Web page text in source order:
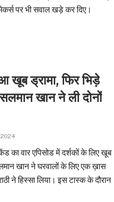
पर भी सवाल खड़े कर दिए।
खूब ड्रामा, फिर भिड़े
खान ने ली दोनों
2024
वार एपिसोड में दर्शकों के लिए खूब
खान ने घरवालों के लिए एक ख़ास
ने हिस्सा लिया। इस टास्क के दौरान